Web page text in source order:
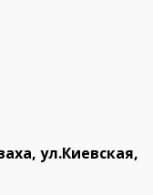
ул.Киевская,